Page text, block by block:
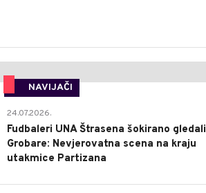
NAVIJAČI
24.07.2026.
Fudbaleri UNA Štrasena šokirano gledali
Grobare: Nevjerovatna scena na kraju
utakmice Partizana